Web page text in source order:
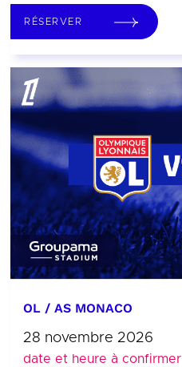
RÉSERVER
OL / AS MONACO
28 novembre 2026
date et heure à confirmer